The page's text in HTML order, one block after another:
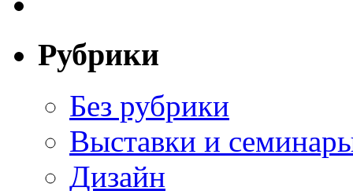
Рубрики
Без рубрики
Выставки и
Дизайн